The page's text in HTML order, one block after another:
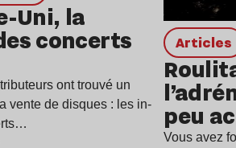
Uni, la
concerts
ont trouvé un
vente de disques : les in-
Articles
peu
Vous avez